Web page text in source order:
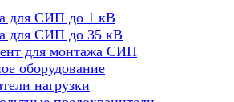
для СИП до 1 кВ
для СИП до 35 кВ
для монтажа СИП
оборудование
нагрузки